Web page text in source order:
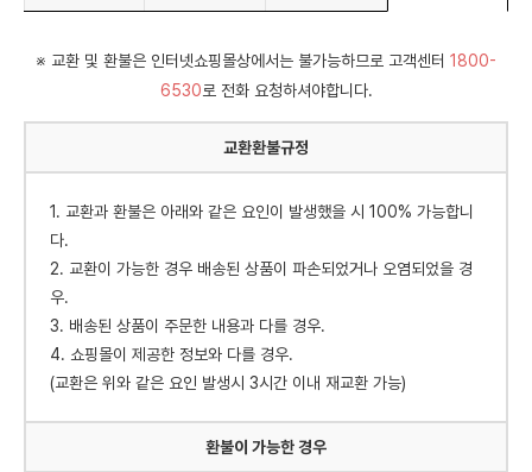
※ 교환 및 환불은 인터넷쇼핑몰상에서는 불가능하므로 고객센터 1800-
6530로 전화 요청하셔야합니다.
교환환불규정
1. 교환과 환불은 아래와 같은 요인이 발생했을 시 100% 가능합니
다.
2. 교환이 가능한 경우 배송된 상품이 파손되었거나 오염되었을 경
우.
3. 배송된 상품이 주문한 내용과 다를 경우.
4. 쇼핑몰이 제공한 정보와 다를 경우.
(교환은 위와 같은 요인 발생시 3시간 이내 재교환 가능)
환불이 가능한 경우